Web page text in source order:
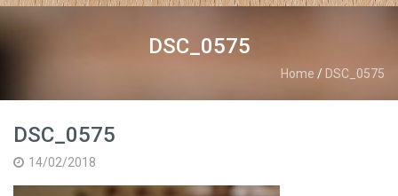
DSC_0575
Home / DSC_0575
DSC_0575
14/02/2018